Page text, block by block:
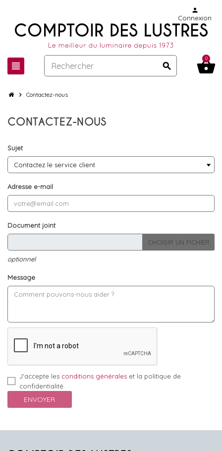
view_headline search
person
Connexion
shopping_basket
0
chevron_right Contactez-nous
CONTACTEZ-NOUS
Sujet
Adresse e-mail
Document joint
CHOISIR UN FICHIER
optionnel
Message
J'accepte les conditions générales et la politique de
confidentialité.